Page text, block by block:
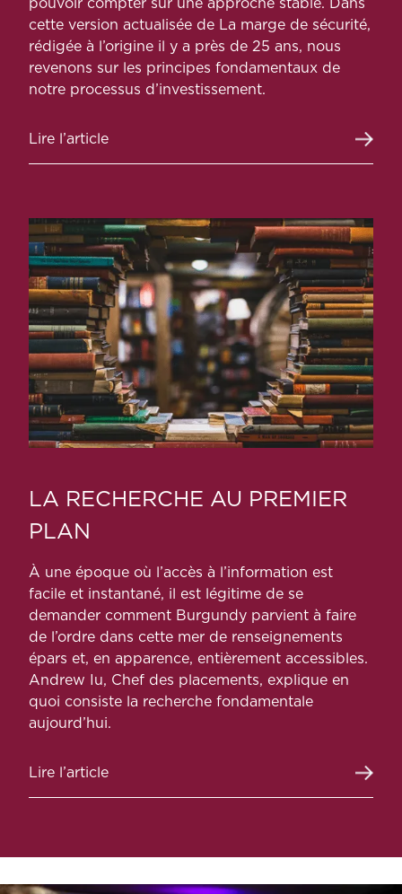
pouvoir compter sur une approche stable. Dans
cette version actualisée de La marge de sécurité,
rédigée à l’origine il y a près de 25 ans, nous
revenons sur les principes fondamentaux de
notre processus d’investissement.
Lire l’article
LA RECHERCHE AU PREMIER
PLAN
À une époque où l’accès à l’information est
facile et instantané, il est légitime de se
demander comment Burgundy parvient à faire
de l’ordre dans cette mer de renseignements
épars et, en apparence, entièrement accessibles.
Andrew Iu, Chef des placements, explique en
quoi consiste la recherche fondamentale
aujourd’hui.
Lire l’article